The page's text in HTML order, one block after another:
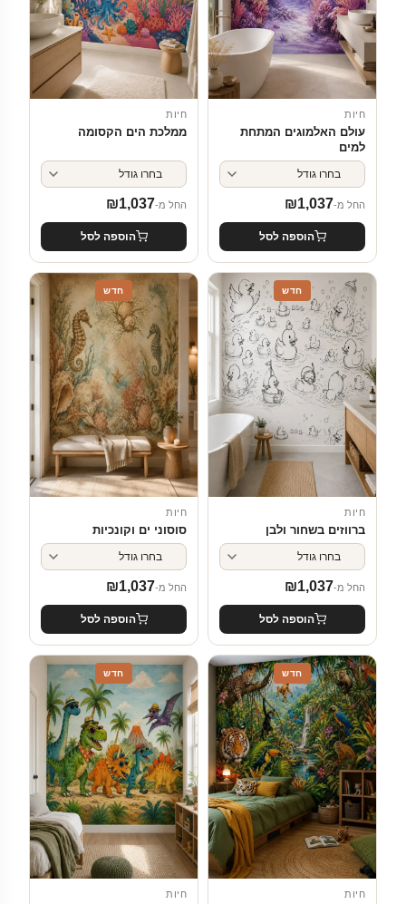
חיות
עולם האלמוגים המתחת
למים
החל מ- ₪1,037
הוספה לסל
חיות
ממלכת הים הקסומה
החל מ- ₪1,037
הוספה לסל
חדש
חיות
ברווזים בשחור ולבן
החל מ- ₪1,037
הוספה לסל
חדש
חיות
סוסוני ים וקונכיות
החל מ- ₪1,037
הוספה לסל
חדש
חיות
חדש
חיות